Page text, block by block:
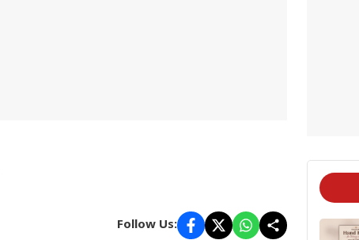
Follow Us: